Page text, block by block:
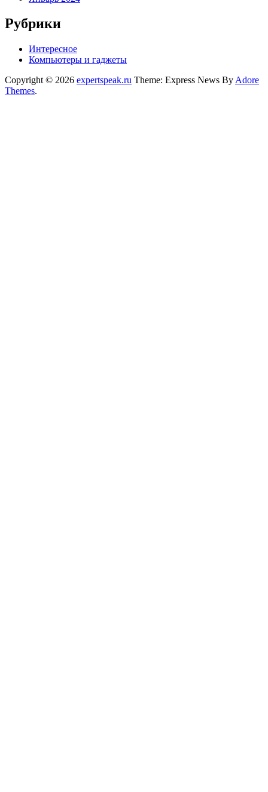
Рубрики
Интересное
Компьютеры и гаджеты
Copyright © 2026 expertspeak.ru Theme: Express News By Adore
Themes.